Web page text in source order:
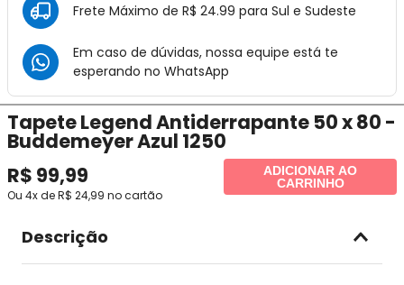
Frete Máximo de R$ 24.99 para Sul e Sudeste
Em caso de dúvidas, nossa equipe está te
esperando no WhatsApp
Tapete Legend Antiderrapante 50 x 80 -
Buddemeyer Azul 1250
R$ 99,99
Ou 4x deR$ 24,99 no cartão
ADICIONAR AO
CARRINHO
Descrição